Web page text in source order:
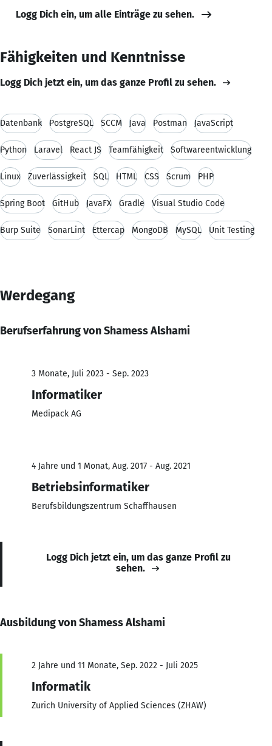
Logg Dich ein, um alle Einträge zu sehen.
Fähigkeiten und Kenntnisse
Logg Dich jetzt ein, um das ganze Profil zu sehen.
Datenbank PostgreSQL SCCM Java Postman JavaScript
Python Laravel React JS Teamfähigkeit Softwareentwicklung
Linux Zuverlässigkeit SQL HTML CSS Scrum PHP
Spring Boot GitHub JavaFX Gradle Visual Studio Code
Burp Suite SonarLint Ettercap MongoDB MySQL Unit Testing
Werdegang
Berufserfahrung von Shamess Alshami
3 Monate, Juli 2023 - Sep. 2023
Informatiker
Medipack AG
4 Jahre und 1 Monat, Aug. 2017 - Aug. 2021
Betriebsinformatiker
Berufsbildungszentrum Schaffhausen
Logg Dich jetzt ein, um das ganze Profil zu
sehen.
Ausbildung von Shamess Alshami
2 Jahre und 11 Monate, Sep. 2022 - Juli 2025
Informatik
Zurich University of Applied Sciences (ZHAW)